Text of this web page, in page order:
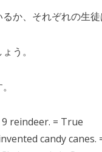
、それぞれの生徒
う。
reindeer. = True
candy canes.